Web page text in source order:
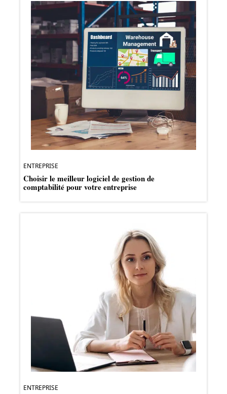
ENTREPRISE
Choisir le meilleur logiciel de gestion de
comptabilité pour votre entreprise
ENTREPRISE